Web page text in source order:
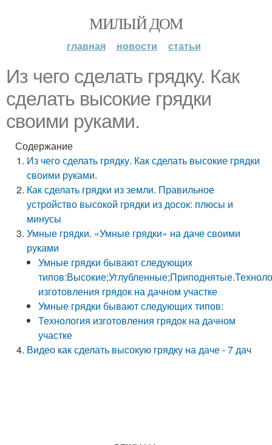
МИЛЫЙ ДОМ
главная новости статьи
Из чего сделать грядку. Как
сделать высокие грядки
своими руками.
Содержание
Из чего сделать грядку. Как сделать высокие грядки
своими руками.
Как сделать грядки из земли. Правильное
устройство высокой грядки из досок: плюсы и
минусы
Умные грядки. «Умные грядки» на даче своими
руками
Умные грядки бывают следующих
изготовления грядок на дачном участке
Умные грядки бывают следующих типов:
Технология изготовления грядок на дачном
участке
Видео как сделать высокую грядку на даче - 7 дач